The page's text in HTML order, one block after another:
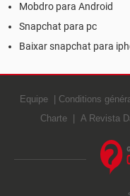
Mobdro para Android
Snapchat para pc
Baixar snapchat para
Equipe Conditions
Charte
A Revista